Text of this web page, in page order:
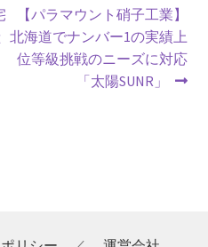
次
の
投
【パラマウント硝子工業】
北海道でナンバー1の実績上
位等級挑戦のニーズに対応
「太陽SUNR」